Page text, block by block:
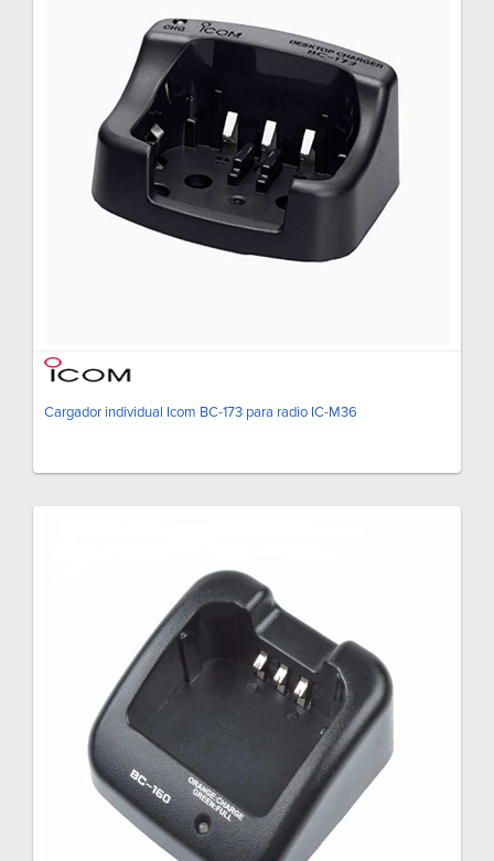
Cargador individual Icom BC-173 para radio IC-M36